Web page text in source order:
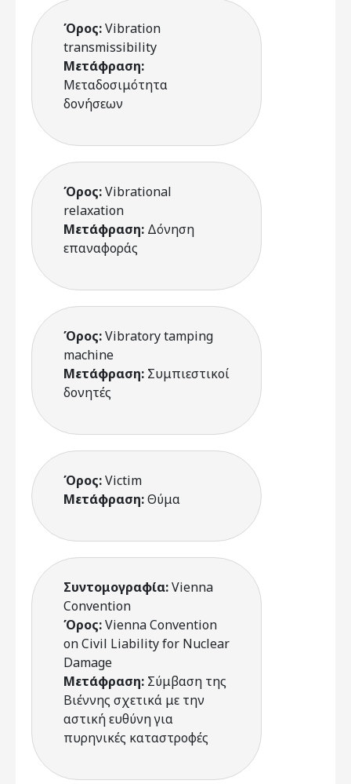
Όρος:Vibration
transmissibility
Μετάφραση:
Μεταδοσιμότητα
δονήσεων
Όρος:Vibrational
relaxation
Μετάφραση: Δόνηση
επαναφοράς
Όρος:Vibratory tamping
machine
Μετάφραση: Συμπιεστικοί
δονητές
Όρος:Victim
Μετάφραση:Θύμα
Συντομογραφία:Vienna
Convention
Όρος:Vienna Convention
on Civil Liability for Nuclear
Damage
Μετάφραση: Σύμβαση της
Βιέννης σχετικά με την
αστική ευθύνη για
πυρηνικές καταστροφές